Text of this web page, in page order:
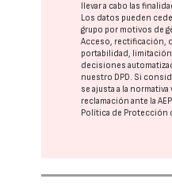
llevar a cabo las
Los datos pueden
grupo por motivos de
Acceso, rectificación,
portabilidad,
decisiones
nuestro DPD. Si
se ajusta a la
reclamación ante la
Política de Protección